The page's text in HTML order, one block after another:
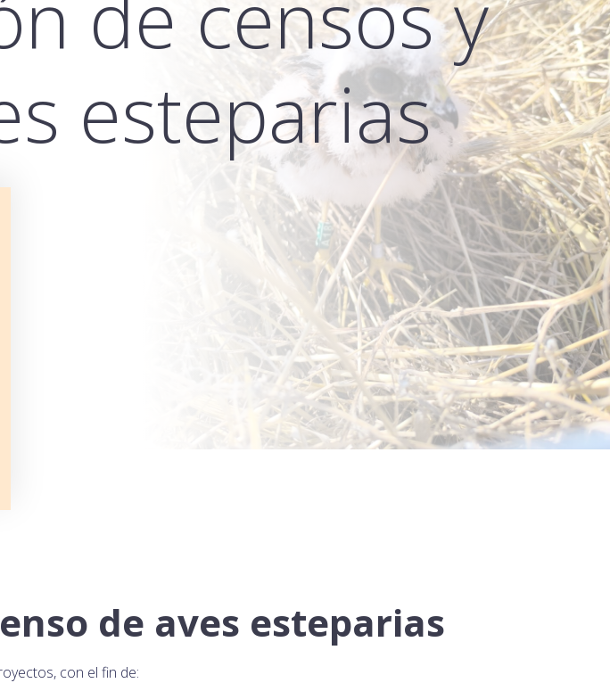
esteparias
de aves esteparias
con el fin de: